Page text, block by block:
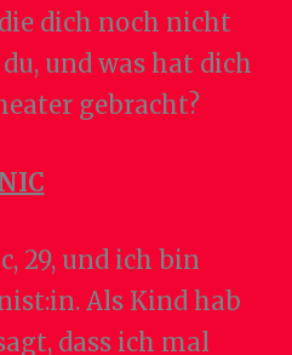
dich noch nicht
und was hat dich
gebracht?
NIC
29, und ich bin
Als Kind hab
dass ich mal